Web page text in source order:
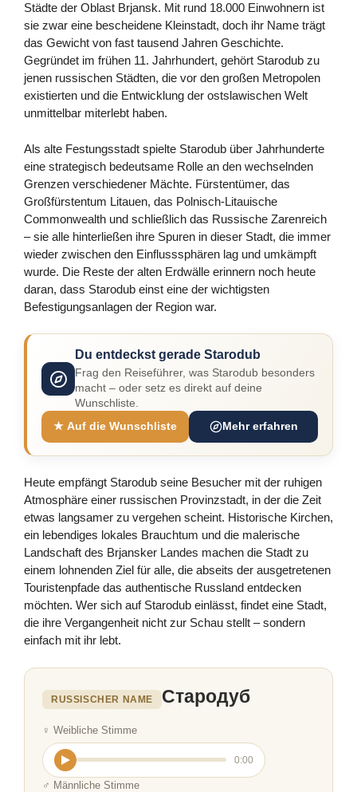
Städte der Oblast Brjansk. Mit rund 18.000 Einwohnern ist
sie zwar eine bescheidene Kleinstadt, doch ihr Name trägt
das Gewicht von fast tausend Jahren Geschichte.
Gegründet im frühen 11. Jahrhundert, gehört Starodub zu
jenen russischen Städten, die vor den großen Metropolen
existierten und die Entwicklung der ostslawischen Welt
unmittelbar miterlebt haben.
Als alte Festungsstadt spielte Starodub über Jahrhunderte
eine strategisch bedeutsame Rolle an den wechselnden
Grenzen verschiedener Mächte. Fürstentümer, das
Großfürstentum Litauen, das Polnisch-Litauische
Commonwealth und schließlich das Russische Zarenreich
– sie alle hinterließen ihre Spuren in dieser Stadt, die immer
wieder zwischen den Einflusssphären lag und umkämpft
wurde. Die Reste der alten Erdwälle erinnern noch heute
daran, dass Starodub einst eine der wichtigsten
Befestigungsanlagen der Region war.
Du entdeckst gerade Starodub
Frag den Reiseführer, was Starodub besonders
macht – oder setz es direkt auf deine
Wunschliste.
★ Auf die Wunschliste
Mehr erfahren
Heute empfängt Starodub seine Besucher mit der ruhigen
Atmosphäre einer russischen Provinzstadt, in der die Zeit
etwas langsamer zu vergehen scheint. Historische Kirchen,
ein lebendiges lokales Brauchtum und die malerische
Landschaft des Brjansker Landes machen die Stadt zu
einem lohnenden Ziel für alle, die abseits der ausgetretenen
Touristenpfade das authentische Russland entdecken
möchten. Wer sich auf Starodub einlässt, findet eine Stadt,
die ihre Vergangenheit nicht zur Schau stellt – sondern
einfach mit ihr lebt.
RUSSISCHER NAME Стародуб
♀ Weibliche Stimme
0:00
♂ Männliche Stimme